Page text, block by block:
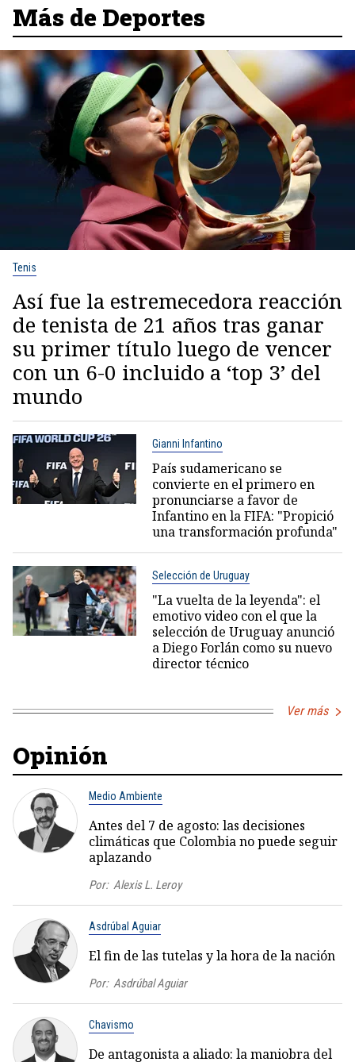
Más de Deportes
Tenis
Así fue la estremecedora reacción
de tenista de 21 años tras ganar
su primer título luego de vencer
con un 6-0 incluido a ‘top 3’ del
mundo
Gianni Infantino
País sudamericano se
convierte en el primero en
pronunciarse a favor de
Infantino en la FIFA: "Propició
una transformación profunda"
Selección de Uruguay
"La vuelta de la leyenda": el
emotivo video con el que la
selección de Uruguay anunció
a Diego Forlán como su nuevo
director técnico
Ver más
Opinión
Medio Ambiente
Antes del 7 de agosto: las decisiones
climáticas que Colombia no puede seguir
aplazando
Por: Alexis L. Leroy
Asdrúbal Aguiar
El fin de las tutelas y la hora de la nación
Por: Asdrúbal Aguiar
Chavismo
De antagonista a aliado: la maniobra del